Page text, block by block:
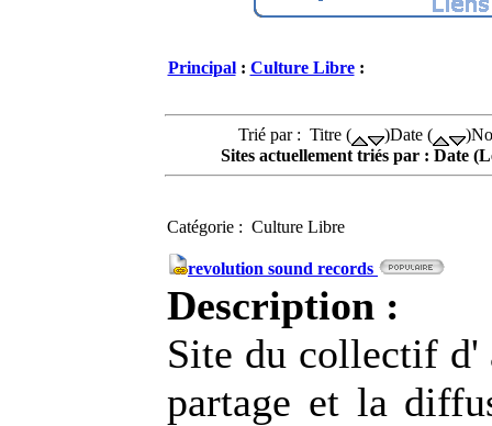
Principal: Culture Libre:
Trié par : Titre ( )Date (
Sites actuellement triés par : Date
Catégorie : Culture Libre
revolution sound records
Description :
Site du collectif d'
partage et la